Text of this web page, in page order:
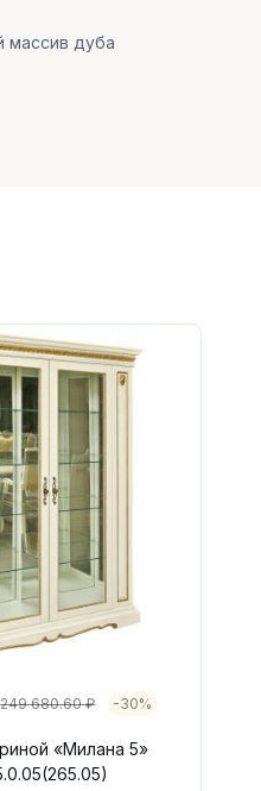
массив дуба
249 680.60 ₽ -30%
«Милана 5»